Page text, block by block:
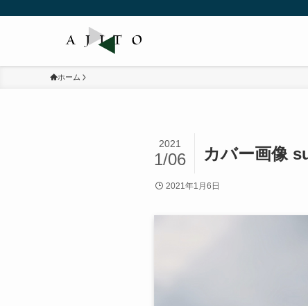
ホーム
カバー画像
2021
1/06
2021年1月6日